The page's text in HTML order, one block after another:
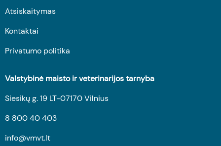
Atsiskaitymas
Kontaktai
Privatumo politika
Valstybinė maisto ir veterinarijos tarnyba
Siesikų g. 19 LT-07170 Vilnius
8 800 40 403
info@vmvt.lt